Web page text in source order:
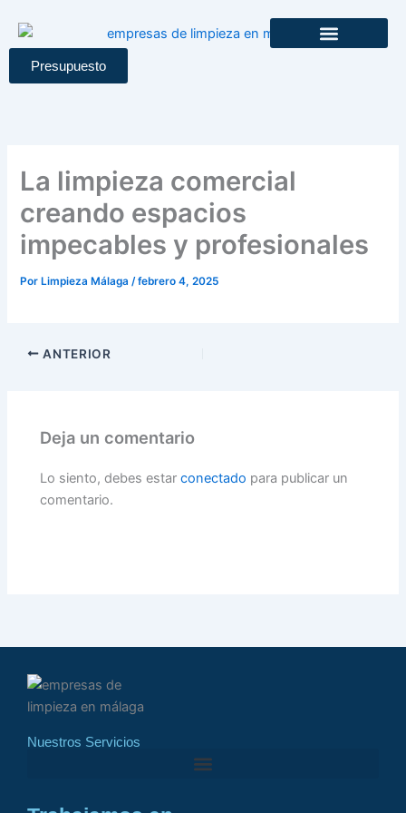
contenido
Presupuesto
La limpieza comercial
creando espacios
impecables y profesionales
Por Limpieza Málaga/febrero 4, 2025
ANTERIOR
Deja un comentario
Lo siento, debes estarconectado para publicar un
comentario.
Nuestros Servicios